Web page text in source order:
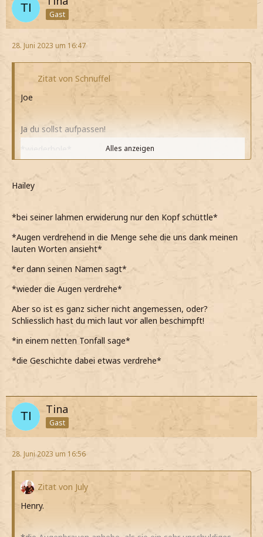
Gast
28. Juni 2023 um 16:47
Zitat von Schnuffel
Joe
Ja du sollst aufpassen!
*nur gelangweilt seufzte*
angemessen halte!
*nur empört sage*
Alles anzeigen
Hailey
*bei seiner lahmen erwiderung nur den Kopf schüttle*
*Augen verdrehend in die Menge sehe die uns dank meinen
lauten Worten ansieht*
*er dann seinen Namen sagt*
*wieder die Augen verdrehe*
Aber so ist es ganz sicher nicht angemessen, oder?
Schliesslich hast du mich laut vor allen beschimpft!
*in einem netten Tonfall sage*
*die Geschichte dabei etwas verdrehe*
Tina
Gast
28. Juni 2023 um 16:56
Zitat von July
Henry.